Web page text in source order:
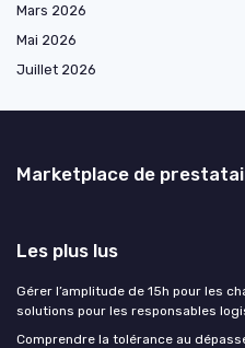
Mars 2026
Mai 2026
Juillet 2026
Marketplace de
Les plus lus
Gérer l’amplitude de 15h pour les
solutions pour les responsables
Comprendre la tolérance au